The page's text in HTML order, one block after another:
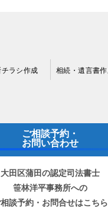
ラシ作成
ご相談予約・
お問い合わせ
大田区蒲田の認定司法書士
笹林洋平事務所への
談予約・お問合せはこちら